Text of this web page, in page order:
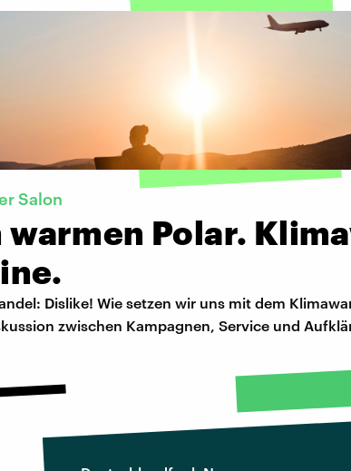
Salon
warmen Polar.
Dislike! Wie setzen wir uns mit dem
zwischen Kampagnen, Service und